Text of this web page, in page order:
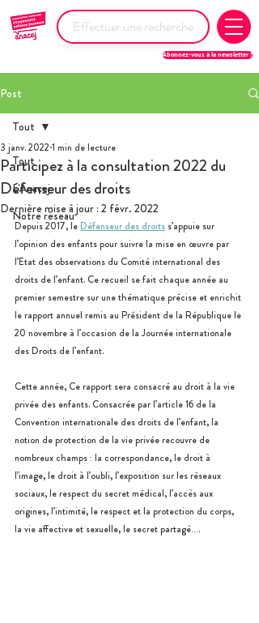
Abonnez-vous à la newsletter !
Post
Tout
L'Anacej
Notre réseau
Tout
Participez à la consultation 2022 du
Défenseur des droits
3 janv. 2022 1 min de lecture
Dernière mise à jour : 2 févr. 2022
Depuis 2017, le Défenseur des droits s’appuie sur
l’opinion des enfants pour suivre la mise en œuvre par
l’Etat des observations du Comité international des
droits de l’enfant. Ce recueil se fait chaque année au
premier semestre sur une thématique précise et enrichit
le rapport annuel remis au Président de la République le
20 novembre à l’occasion de la Journée internationale
des Droits de l’enfant.
Cette année, Ce rapport sera consacré au droit à la vie
privée des enfants. Consacrée par l’article 16 de la
Convention internationale des droits de l’enfant, la
notion de protection de la vie privée recouvre de
nombreux champs : la correspondance, le droit à
l’image, le droit à l’oubli, l’exposition sur les réseaux
sociaux, le respect du secret médical, l’accès aux
origines, l’intimité, le respect et la protection du corps,
la vie affective et sexuelle, le secret partagé….